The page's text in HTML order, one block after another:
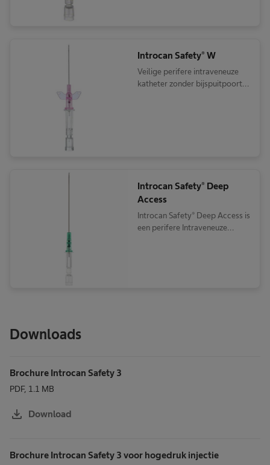
Introcan Safety® W
Veilige perifere intraveneuze
katheter zonder bijspuitpoort
Introcan Safety® Deep
Access
Introcan Safety® Deep Access is
een perifere Intraveneuze
Downloads
Brochure Introcan Safety 3
PDF, 1.1 MB
download Download
Brochure Introcan Safety 3 voor hogedruk injectie